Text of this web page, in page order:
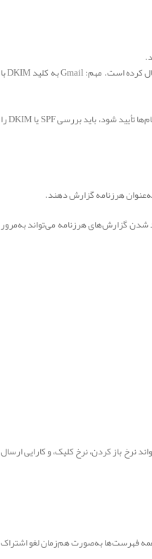
برای پیام‌هایتان امضای DKIM را روشن کنید. سرورهای دریافت‌کننده می‌توانند بااستفاده از DKIM تأیید کنند پیام را واقعاً مالک دامنه ارسال کرده است. مهم: Gmail به کلید DKIM با
برای اینکه SPF و DKIM پیام را راستی‌آزمایی کند، باید سرصفحه فرستنده: با دامنه ارسال مطابقت داشته باشد. برای اینکه راستی‌آزمایی پیام‌ها تأیید شود، باید بررسی SPF یا DKIM را
به‌عنوان هرزنامه گزارش دهند.
شدن گزارش‌های هرزنامه می‌تواند به‌مرور
نرخ باز کردن، نرخ کلیک، و کارایی ارسال
فهرست‌ها به‌صورت هم‌زمان لغو اشتراک